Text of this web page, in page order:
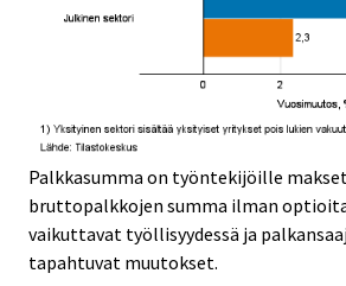
Palkkasumma on työntekijöille
bruttopalkkojen summa ilman
vaikuttavat työllisyydessä ja
tapahtuvat muutokset.